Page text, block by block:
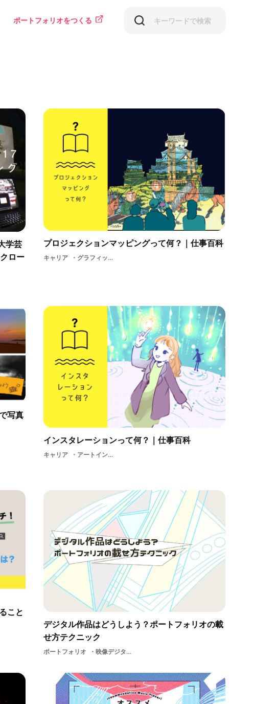
ポートフォリオをつくる
学芸
ロー
プロジェクションマッピングって何？｜仕事百科
キャリア グラフィック3DadobeartCMMVPV映像パフォーマンスアートメディアプロジェクションマッピング動画映像業界
写真
インスタレーションって何？｜仕事百科
キャリア アートインスタレーション空間デザイン空間空間演出芸術音楽映像
こと
デジタル作品はどうしよう？ポートフォリオの載
せ方テクニック
ポートフォリオ 映像デジタル作品サービスデジタル